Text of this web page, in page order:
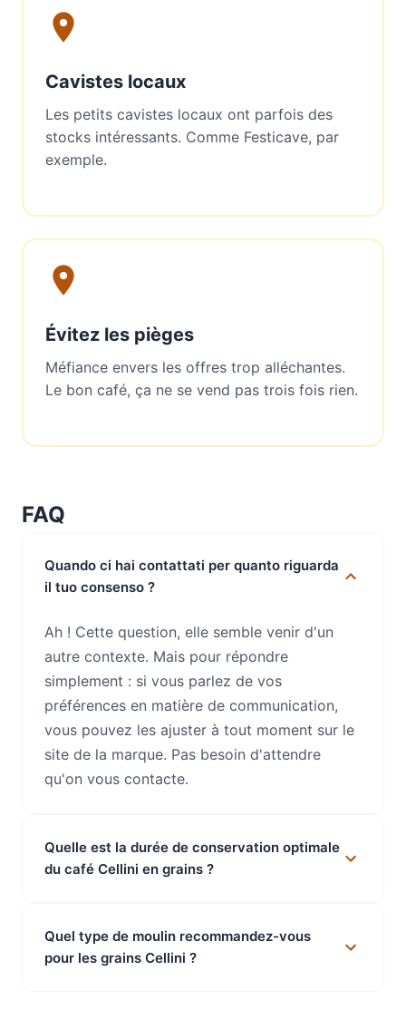
Cavistes locaux
Les petits cavistes locaux ont parfois des
stocks intéressants. Comme Festicave, par
exemple.
Évitez les pièges
Méfiance envers les offres trop alléchantes.
Le bon café, ça ne se vend pas trois fois rien.
FAQ
Quando ci hai contattati per quanto riguarda
il tuo consenso ?
Ah ! Cette question, elle semble venir d'un
autre contexte. Mais pour répondre
simplement : si vous parlez de vos
préférences en matière de communication,
vous pouvez les ajuster à tout moment sur le
site de la marque. Pas besoin d'attendre
qu'on vous contacte.
Quelle est la durée de conservation optimale
du café Cellini en grains ?
Quel type de moulin recommandez-vous
pour les grains Cellini ?